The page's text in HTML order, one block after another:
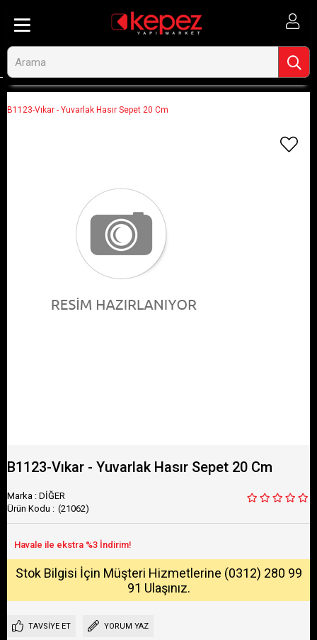
B1123-Vıkar - Yuvarlak Hasır Sepet 20 Cm
B1123-Vıkar - Yuvarlak Hasır Sepet 20 Cm
Marka : DİĞER
(21062)
Stok Bilgisi İçin Müşteri Hizmetlerine (0312) 280 99
91 Ulaşınız.
TAVSIYE ET YORUM YAZ